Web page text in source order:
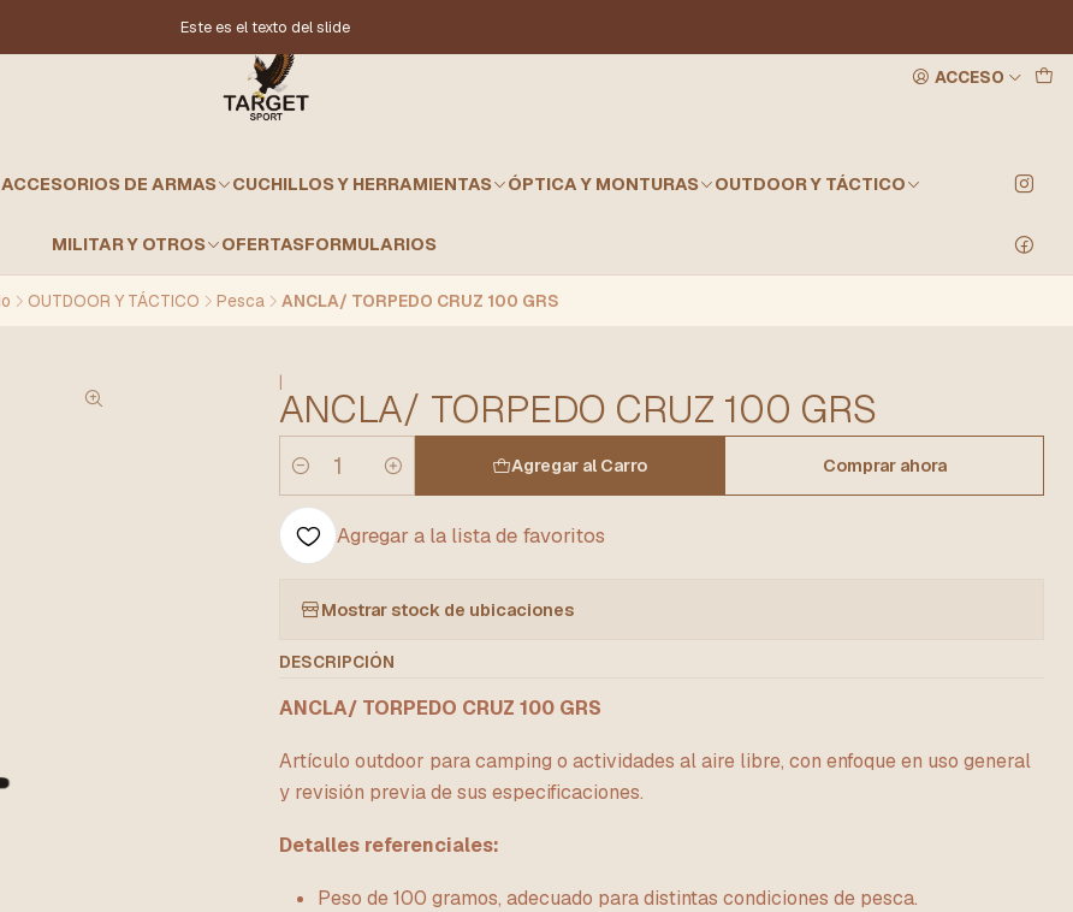
ACCESO
ACCESORIOS DE ARMAS CUCHILLOS Y HERRAMIENTAS ÓPTICA Y MONTURAS OUTDOOR Y TÁCTICO
MILITAR Y OTROS OFERTASFORMULARIOS
Este es el texto del slide
OUTDOOR Y TÁCTICO Pesca ANCLA/ TORPEDO CRUZ 100 GRS
|
ANCLA/ TORPEDO CRUZ 100 GRS
Cantidad
Agregar al Carro Comprar ahora
Agregar a la lista de favoritos
Mostrar stock de ubicaciones
DESCRIPCIÓN
ANCLA/ TORPEDO CRUZ 100 GRS
Artículo outdoor para camping o actividades al aire libre, con enfoque en uso general
y revisión previa de sus especificaciones.
Detalles referenciales:
Peso de 100 gramos, adecuado para distintas condiciones de pesca.